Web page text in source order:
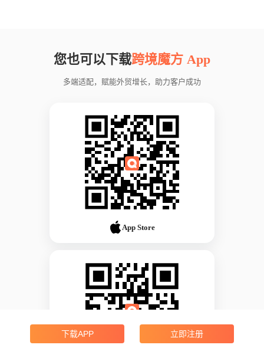
您也可以下载跨境魔方 App
多端适配，赋能外贸增长，助力客户成功
App Store
下载APP 立即注册